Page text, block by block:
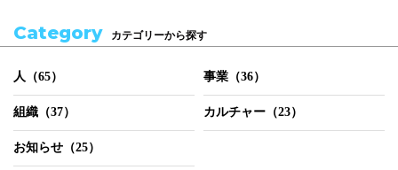
Category カテゴリーから探す
人（65） 事業（36）
組織（37） カルチャー（23）
お知らせ（25）